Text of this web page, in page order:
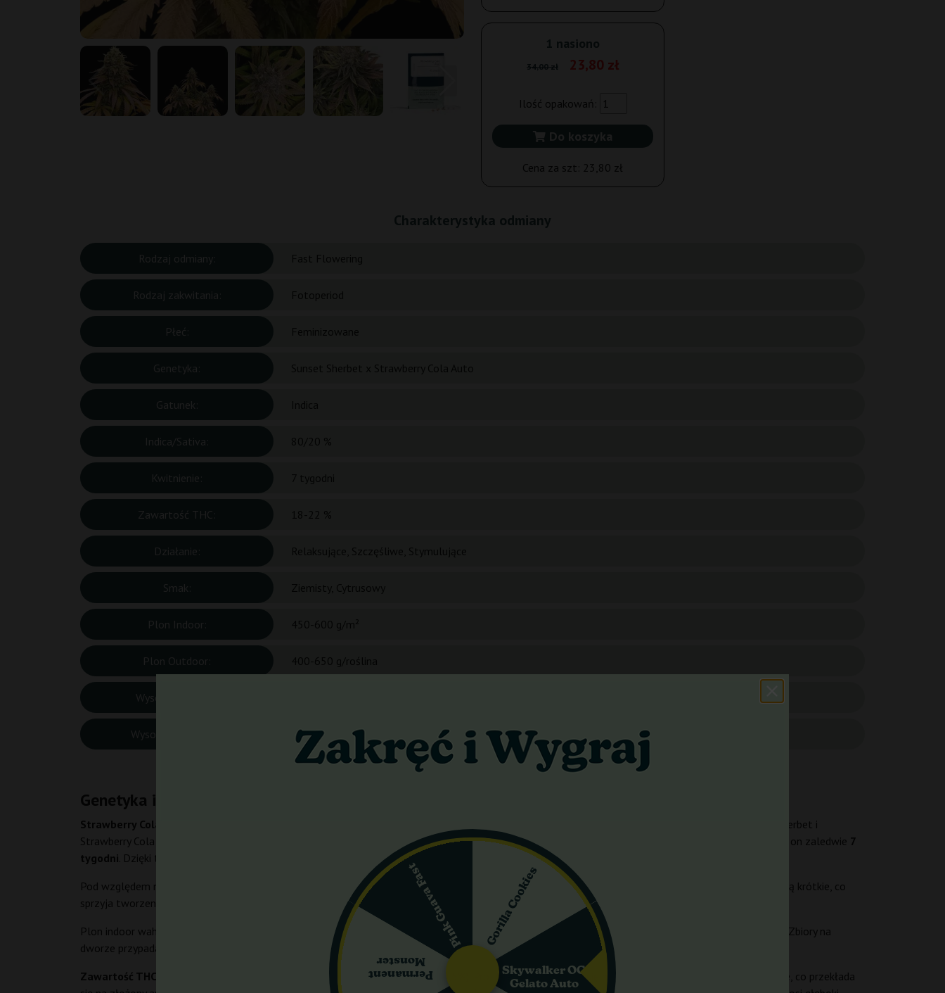
1 nasiono
34,00 zł 23,80 zł
Ilość opakowań:
Do koszyka
Cena za szt: 23,80 zł
Charakterystyka odmiany
Rodzaj odmiany:
Rodzaj zakwitania:
Płeć:
Genetyka:
Gatunek:
Indica/Sativa:
Kwitnienie:
Zawartość THC:
Działanie:
Smak:
Plon Indoor:
Plon Outdoor:
Wysokość Indoor:
Wysokość Outdoor: 130-200 cm
Genetyka i charakterystyka Strawberry Cola Fast
Strawberry Cola Fast
to feminizowana, fotoperiodyczna odmiana o dominacji indica (80% indica, 20% sativa). Jej genetyka to skrzyżowanie Sunset Sherbet i
Strawberry Cola Auto, co nadaje jej unikalny charakter. Odmiana wyróżnia się wyjątkowo krótkim czasem kwitnienia jak na fotoperiod, ponieważ wynosi on zaledwie 7
tygodni . Dzięki temu można uzyskać kilka cykli w ciągu roku, co docenią zarówno hobbystyczni growerzy, jak i komercyjni hodowcy.
Pod względem morfologii roślina jest zwarta i krzaczasta, ponieważ osiąga 80–120 cm w uprawie indoor, a na zewnątrz 130–200 cm. Międzywęźla są krótkie, co
sprzyja tworzeniu gęstych, zwartych pąków. Liście są szerokie, ciemnozielone i typowe dla indiki.
Plon indoor waha się od 450 do 600 g/m² przy odpowiednim oświetleniu i technikach treningu, natomiast outdoor można zebrać 400–650 g z rośliny. Zbiory na
dworze przypadają na połowę września (na półkuli północnej).
Zawartość THC wynosi 18–22%
, przy bardzo niskim poziomie CBD (poniżej 0,5%). Profil terpenowy opiera się na mircenie, limonenie i beta-kariofilenie, co przekłada
Gorilla Cookies
Skywalker OG
Gelato Auto
Permanent
Monster
Pink Guava Fast